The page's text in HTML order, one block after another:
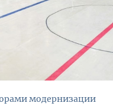
модернизации